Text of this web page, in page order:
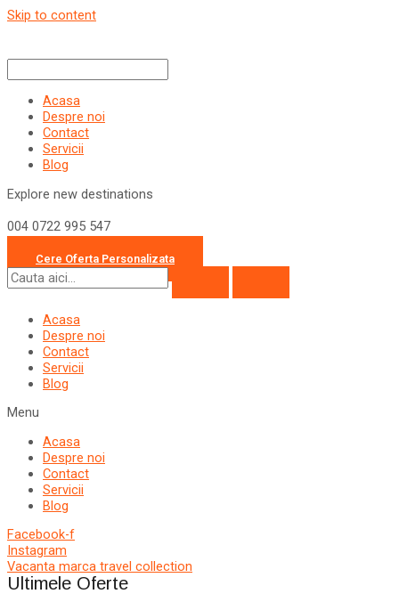
Skip to content
Acasa
Despre noi
Contact
Servicii
Blog
Explore new destinations
004 0722 995 547
Cere Oferta Personalizata
Acasa
Despre noi
Contact
Servicii
Blog
Menu
Acasa
Despre noi
Contact
Servicii
Blog
Facebook-f
Instagram
Vacanta marca travel collection
Ultimele Oferte